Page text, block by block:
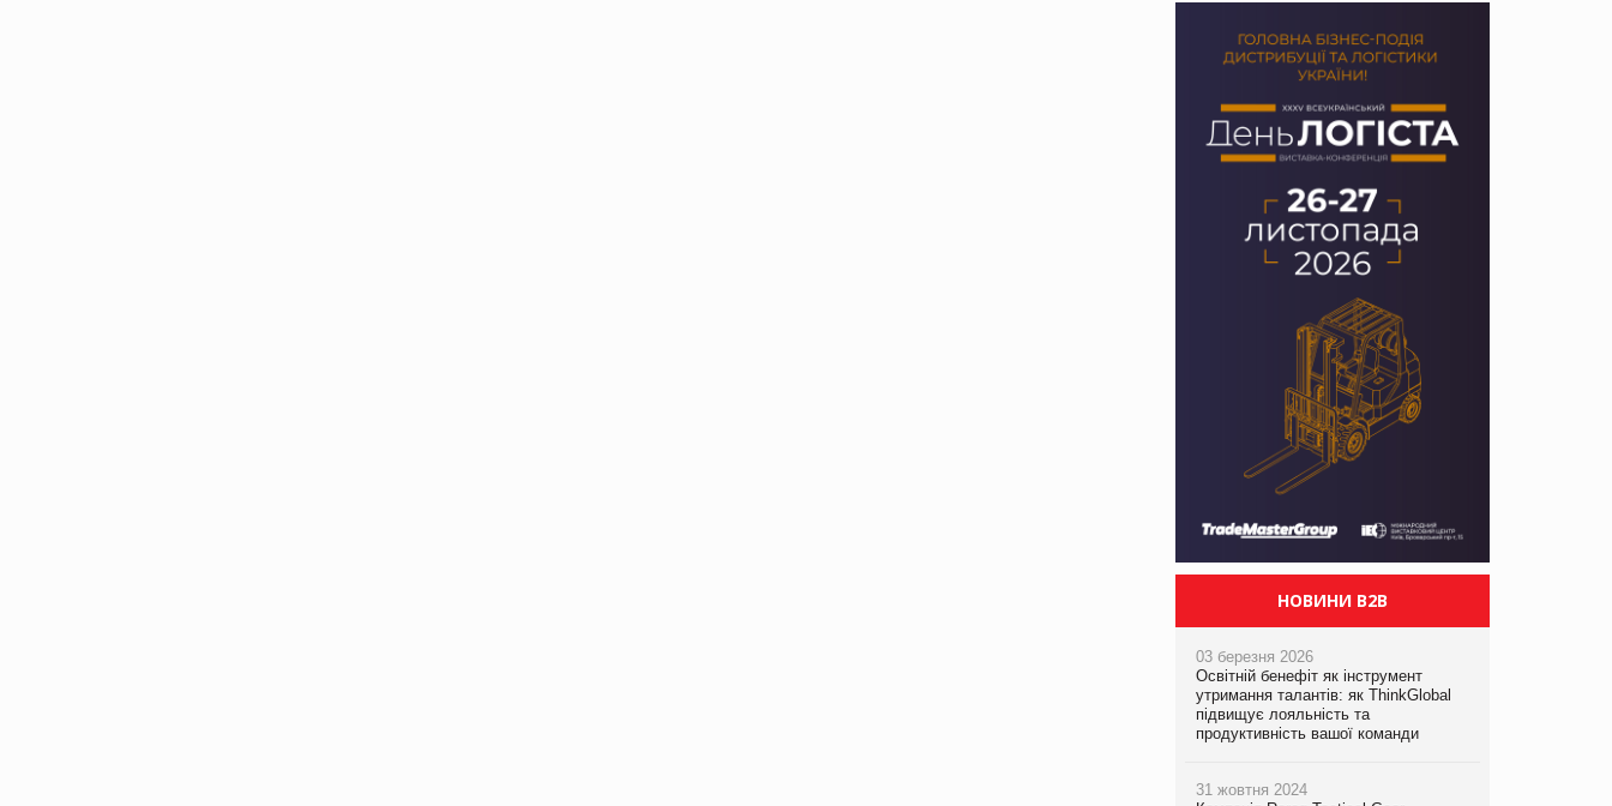
НОВИНИ B2B
03 березня 2026
Освітній бенефіт як інструмент
утримання талантів: як ThinkGlobal
підвищує лояльність та
продуктивність вашої команди
31 жовтня 2024